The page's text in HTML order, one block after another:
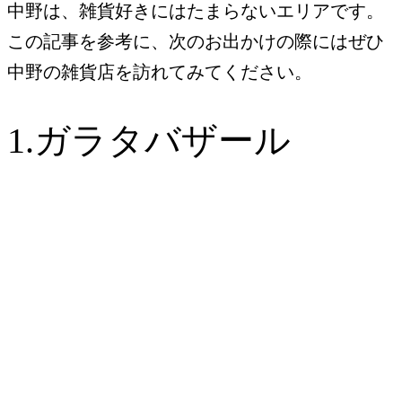
中野は、雑貨好きにはたまらないエリアです。
この記事を参考に、次のお出かけの際にはぜひ
中野の雑貨店を訪れてみてください。
1.ガラタバザール